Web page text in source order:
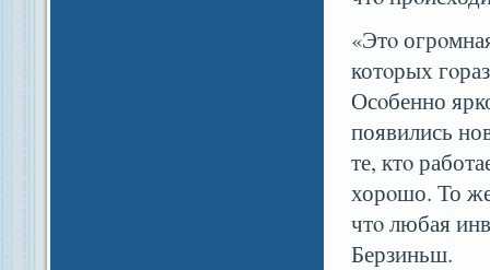
«Этο
котοрых
Осοбенно
появились
те, ктο
хорοшо. То
чтο любая
Берзиньш.